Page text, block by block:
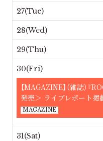
27(Tue)
28(Wed)
29(Thu)
30(Fri)
【MAGAZINE】（雑誌）
発売＞ ライブレポート掲
MAGAZINE
31(Sat)